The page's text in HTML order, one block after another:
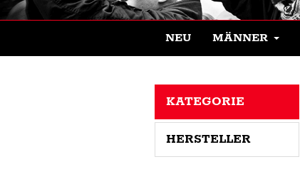
NEU MÄNNER
KATEGORIE
HERSTELLER